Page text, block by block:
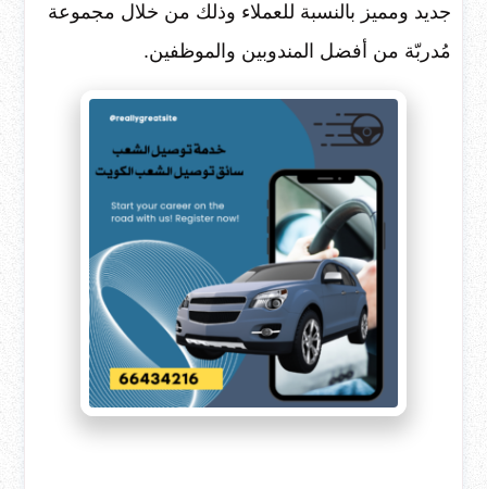
جديد ومميز بالنسبة للعملاء وذلك من خلال مجموعة
مُدربّة من أفضل المندوبين والموظفين.